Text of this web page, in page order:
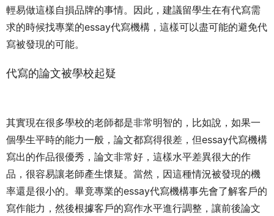
輕易做這樣自損品牌的事情。因此，建議留學生在有代寫需
求的時候找專業的essay代寫機構，這樣可以盡可能的避免代
寫被發現的可能。
代寫的論文被學校起疑
其實現在很多學校的老師都是非常明智的，比如說，如果一
個學生平時的能力一般，論文都寫得很差，但essay代寫機構
寫出的作品很優秀，論文非常好，這樣水平差異很大的作
品，很容易讓老師產生懷疑。當然，因這種情況被發現的機
率還是很小的。畢竟專業的essay代寫機構事先會了解客戶的
寫作能力，然後根據客戶的寫作水平進行調整，讓前後論文